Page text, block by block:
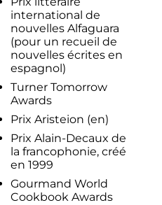
international de
nouvelles Alfaguara
(pour un recueil de
nouvelles écrites en
espagnol)
Turner Tomorrow
Awards
Prix Aristeion (en)
Prix Alain-Decaux de
la francophonie, créé
en 1999
Gourmand World
Cookbook Awards